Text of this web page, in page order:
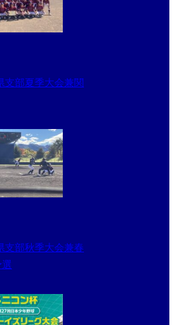
支部夏季大会兼関
支部秋季大会兼春